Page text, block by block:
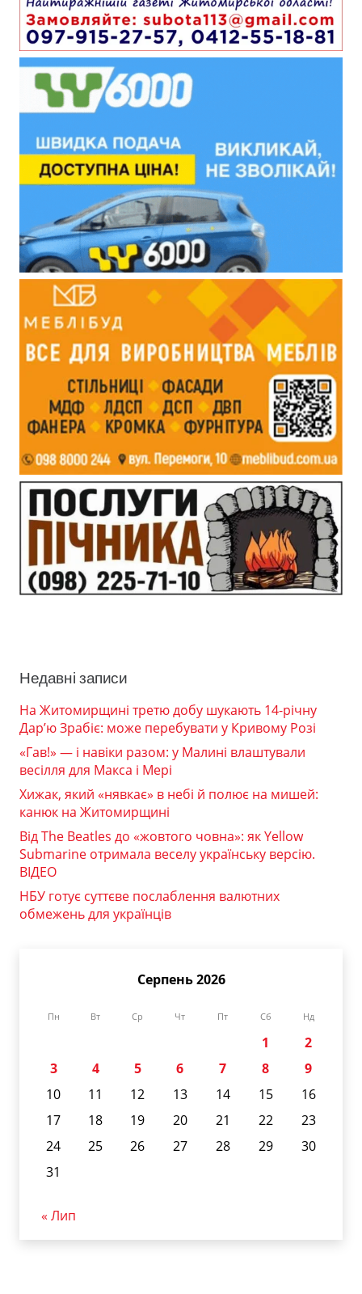
Недавні записи
На Житомирщині третю добу шукають 14-річну
Дар’ю Зрабіє: може перебувати у Кривому Розі
«Гав!» — і навіки разом: у Малині влаштували
весілля для Макса і Мері
Хижак, який «нявкає» в небі й полює на мишей:
канюк на Житомирщині
Від The Beatles до «жовтого човна»: як Yellow
Submarine отримала веселу українську версію.
ВІДЕО
НБУ готує суттєве послаблення валютних
обмежень для українців
Серпень 2026
Пн Вт Ср Чт Пт Сб Нд
1
2
3
4 5 6 7 8
9
10
11 12 13 14 15
16
17
18 19 20 21 22
23
24
25 26 27 28 29
30
31
« Лип